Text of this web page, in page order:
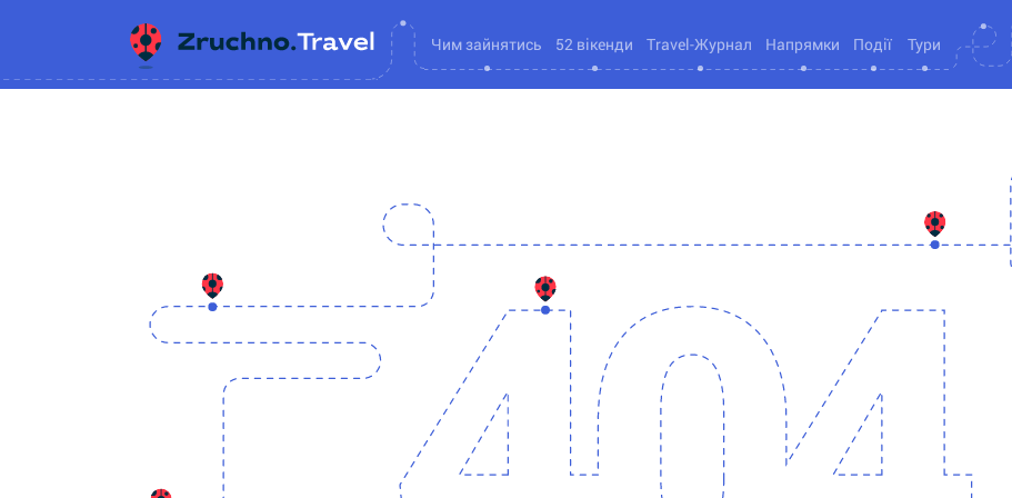
Чим зайнятись 52 вікенди Travel-Журнал Напрямки Події Тури